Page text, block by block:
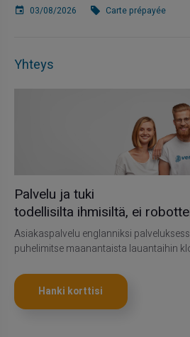
03/08/2026 Carte prépayée
Yhteys
Palvelu ja tuki
todellisilta ihmisiltä, ei
Asiakaspalvelu englanniksi
puhelimitse maanantaista lauantaihin
Hanki korttisi